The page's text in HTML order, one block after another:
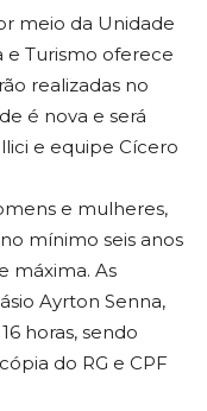
meio da Unidade
e Turismo oferece
realizadas no
é nova e será
e equipe Cícero
e mulheres,
mínimo seis anos
máxima. As
Ayrton Senna,
horas, sendo
do RG e CPF